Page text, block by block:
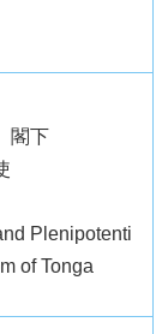
閣下
Plenipotenti
of Tonga